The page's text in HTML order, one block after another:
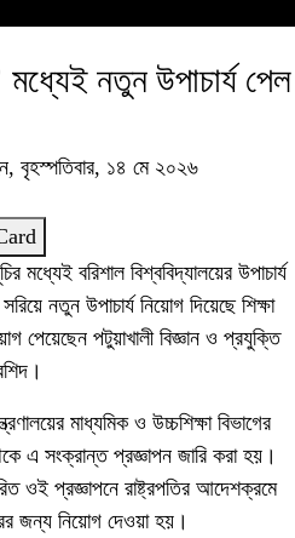
নতুন উপাচার্য পেল
বৃহস্পতিবার, ১৪ মে ২০২৬
মধ্যেই বরিশাল বিশ্ববিদ্যালয়ের উপাচার্য
নতুন উপাচার্য নিয়োগ দিয়েছে শিক্ষা
পেয়েছেন পটুয়াখালী বিজ্ঞান ও প্রযুক্তি
মাধ্যমিক ও উচ্চশিক্ষা বিভাগের
এ সংক্রান্ত প্রজ্ঞাপন জারি করা হয়।
ওই প্রজ্ঞাপনে রাষ্ট্রপতির আদেশক্রমে
জন্য নিয়োগ দেওয়া হয়।